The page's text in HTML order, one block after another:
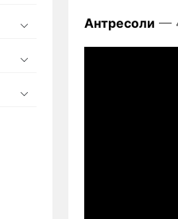
Антресоли —